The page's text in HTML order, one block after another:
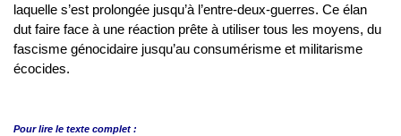
laquelle s’est prolongée jusqu’à l’entre-deux-guerres. Ce élan
dut faire face à une réaction prête à utiliser tous les moyens, du
fascisme génocidaire jusqu’au consumérisme et militarisme
écocides.
Pour lire le texte complet :